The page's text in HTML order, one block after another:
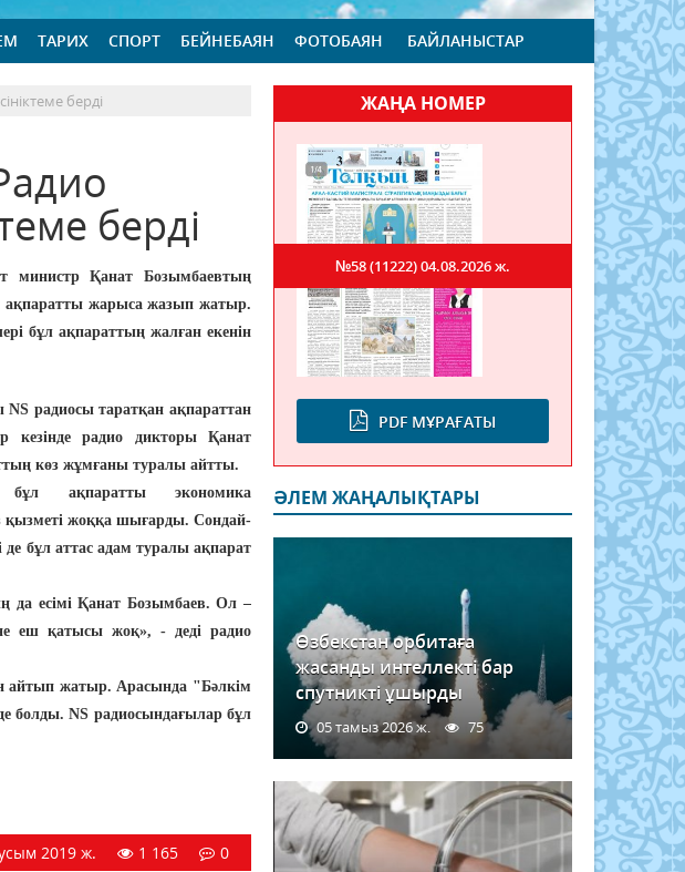
ТАРИХ СПОРТ БЕЙНЕБАЯН ФОТОБАЯН БАЙЛАНЫСТАР
берді
берді
министр Қанат Бозымбаевтың
ақпаратты жарыса жазып жатыр.
бұл ақпараттың жалған екенін
радиосы таратқан ақпараттан
кезінде радио дикторы Қанат
көз жұмғаны туралы айтты.
ақпаратты экономика
қызметі жоққа шығарды. Сондай-
де бұл аттас адам туралы ақпарат
да есімі Қанат Бозымбаев. Ол –
еш қатысы жоқ», - деді радио
айтып жатыр. Арасында "Бәлкім
болды. NS радиосындағылар бұл
2019 ж. 1 165 0
ЖАҢА НОМЕР
PDF МҰРАҒАТЫ
№58 (11222)04.08.2026 ж.
ӘЛЕМ ЖАҢАЛЫҚТАРЫ
Өзбекстан орбитаға
жасанды интеллекті бар
спутникті ұшырды
05 тамыз 2026 ж. 75